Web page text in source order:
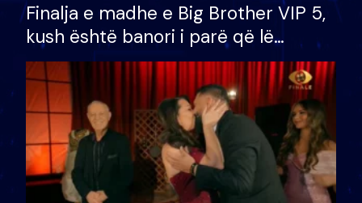
Finalja e madhe e Big Brother VIP 5,
kush është banori i parë që lë
shtëpinë dhe humb mundësinë për
të fituar çmimin e madh